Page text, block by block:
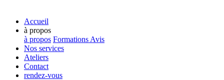
Accueil
à propos
à propos Formations Avis
Nos services
Ateliers
Contact
rendez-vous